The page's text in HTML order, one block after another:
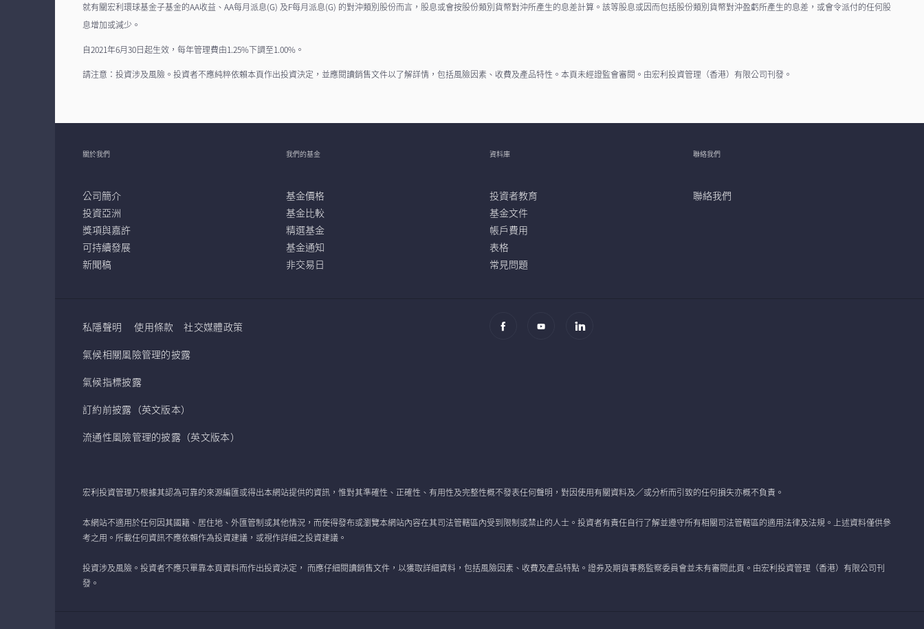
就有關宏利環球基金子基金的AA收益、AA每月派息(G) 及F每月派息(G) 的對沖類別股份而言，股息或會按股份類別貨幣對沖所產生的息差計算。該等股息或因而包括股份類別貨幣對沖盈虧所產生的息差，或會令派付的任何股
息增加或減少。
自2021年6月30日起生效，每年管理費由1.25%下調至1.00%。
請注意：投資涉及風險。投資者不應純粹依賴本頁作出投資決定，並應閱讀銷售文件以了解詳情，包括風險因素、收費及產品特性。本頁未經證監會審閱。由宏利投資管理（香港）有限公司刊發。
關於我們
公司簡介
投資亞洲
獎項與嘉許
可持續發展
新聞稿
我們的基金
基金價格
基金比較
精選基金
基金通知
非交易日
資料庫
投資者教育
基金文件
帳戶費用
表格
常見問題
聯絡我們
聯絡我們
私隱聲明 使用條款
社交媒體政策
氣候相關風險管理的披露
氣候指標披露
訂約前披露（英文版本）
流通性風險管理的披露（英文版本）
宏利投資管理乃根據其認為可靠的來源編匯或得出本網站提供的資訊，惟對其準確性、正確性、有用性及完整性概不發表任何聲明，對因使用有關資料及／或分析而引致的任何損失亦概不負責。
本網站不適用於任何因其國籍、居住地、外匯管制或其他情況，而使得發布或瀏覽本網站內容在其司法管轄區內受到限制或禁止的人士。投資者有責任自行了解並遵守所有相關司法管轄區的適用法律及法規。上述資料僅供參
考之用。所載任何資訊不應依賴作為投資建議，或視作詳細之投資建議。
投資涉及風險。投資者不應只單靠本頁資料而作出投資決定， 而應仔細閱讀銷售文件，以獲取詳細資料，包括風險因素、收費及產品特點。證券及期貨事務監察委員會並未有審閱此頁。由宏利投資管理（香港）有限公司刊
發。